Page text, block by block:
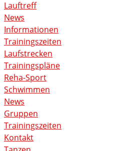
Lauftreff
News
Informationen
Trainingszeiten
Laufstrecken
Trainingspläne
Reha-Sport
Schwimmen
News
Gruppen
Trainingszeiten
Kontakt